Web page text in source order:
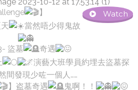
Watch
】
當然唔少得鬼故
盜墓
奇遇
演藝大班學員約埋去盜墓探
間發現少咗一個人……
】盗墓奇遇 鬼啊！！